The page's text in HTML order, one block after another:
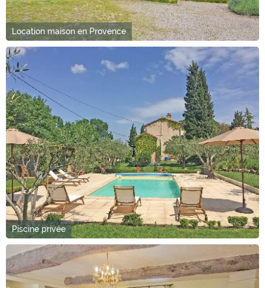
Location maison en Provence
Piscine privée